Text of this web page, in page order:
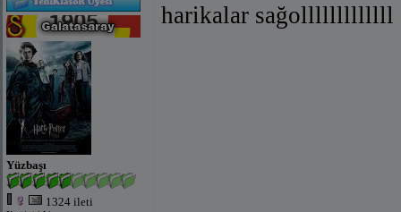
Yüzbaşı
1324 ileti
harikalar sağolllllllllllll